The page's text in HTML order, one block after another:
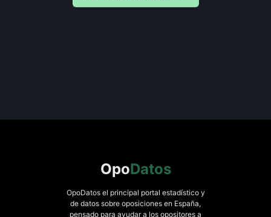
OpoDatos
OpoDatos el principal portal estadístico y
de datos sobre oposiciones en España,
pensado para ayudar a los opositores a